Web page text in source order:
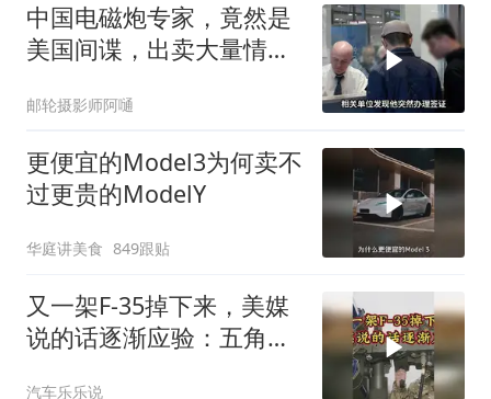
中国电磁炮专家，竟然是
美国间谍，出卖大量情
邮轮摄影师阿嗵
更便宜的Model3为何卖不
过更贵的ModelY
华庭讲美食 849跟贴
又一架F-35掉下来，美媒
说的话逐渐应验：五角大
汽车乐乐说